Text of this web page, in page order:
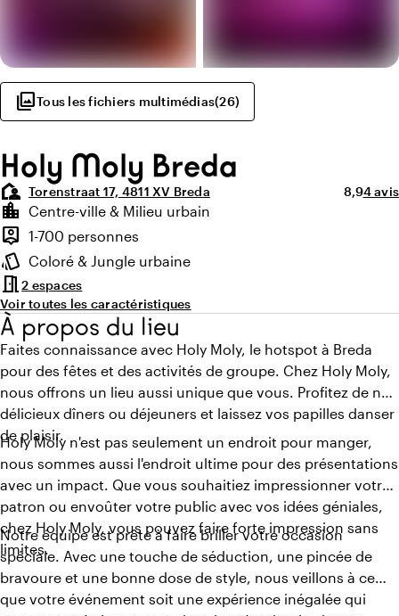
photo_libraryTous les fichiers multimédias(26)
Holy Moly Breda
location_away Torenstraat 17, 4811 XV Breda Note
8,94 avis
Points forts
location_city
Environnement
Centre-ville & Milieu urbain
person_pin
Capacité
1-700 personnes
style
Ambiance
Coloré & Jungle urbaine
meeting_room2 espaces
Voir toutes les caractéristiques
À propos du lieu
Faites connaissance avec Holy Moly, le hotspot à Breda
pour des fêtes et des activités de groupe. Chez Holy Moly,
nous offrons un lieu aussi unique que vous. Profitez de nos
délicieux dîners ou déjeuners et laissez vos papilles danser
de plaisir.
Holy Moly n'est pas seulement un endroit pour manger,
nous sommes aussi l'endroit ultime pour des présentations
avec un impact. Que vous souhaitiez impressionner votre
patron ou envoûter votre public avec vos idées géniales,
chez Holy Moly, vous pouvez faire forte impression sans
limites.
Notre équipe est prête à faire briller votre occasion
spéciale. Avec une touche de séduction, une pincée de
bravoure et une bonne dose de style, nous veillons à ce
que votre événement soit une expérience inégalée qui